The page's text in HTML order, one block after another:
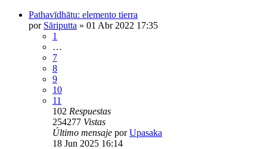
Pathavīdhātu: elemento tierra
por Sāriputta » 01 Abr 2022 17:35
1
…
7
8
9
10
11
102 Respuestas
254277 Vistas
Último mensaje porUpasaka
18 Jun 2025 16:14